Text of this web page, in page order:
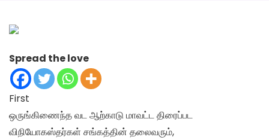
Spread the love
First
ஒருங்கிணைந்த வட ஆற்காடு மாவட்ட திரைப்பட
விநியோகஸ்தர்கள் சங்கத்தின் தலைவரும்,